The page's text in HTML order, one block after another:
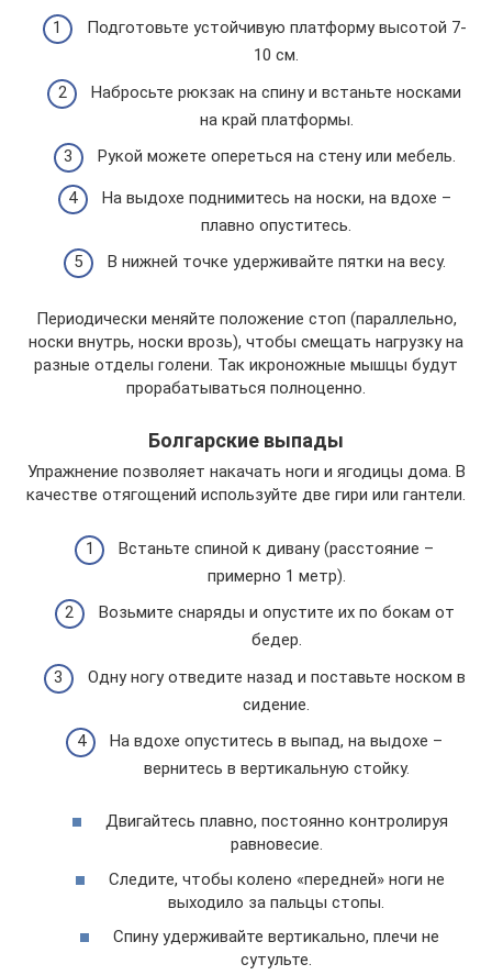
Подготовьте устойчивую платформу высотой 7-
10 см.
Набросьте рюкзак на спину и встаньте носками
на край платформы.
Рукой можете опереться на стену или мебель.
На выдохе поднимитесь на носки, на вдохе –
плавно опуститесь.
В нижней точке удерживайте пятки на весу.
Периодически меняйте положение стоп (параллельно,
носки внутрь, носки врозь), чтобы смещать нагрузку на
разные отделы голени. Так икроножные мышцы будут
прорабатываться полноценно.
Болгарские выпады
Упражнение позволяет накачать ноги и ягодицы дома. В
качестве отягощений используйте две гири или гантели.
Встаньте спиной к дивану (расстояние –
примерно 1 метр).
Возьмите снаряды и опустите их по бокам от
бедер.
Одну ногу отведите назад и поставьте носком в
сидение.
На вдохе опуститесь в выпад, на выдохе –
вернитесь в вертикальную стойку.
Двигайтесь плавно, постоянно контролируя
равновесие.
Следите, чтобы колено «передней» ноги не
выходило за пальцы стопы.
Спину удерживайте вертикально, плечи не
сутульте.